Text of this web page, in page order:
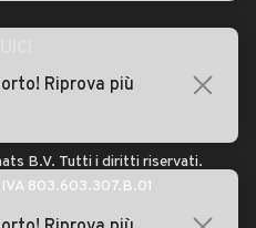
B.V. Tutti i diritti riservati.
803.603.307.B.01
Riprova più